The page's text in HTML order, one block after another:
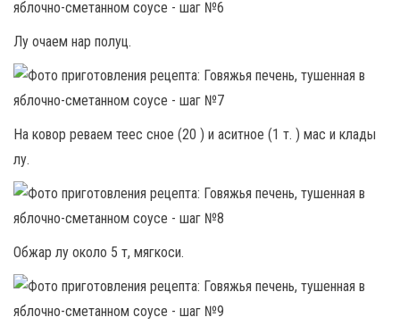
Лу очаем нар полуц.
На ковор реваем теес сное (20 ) и аситное (1 т. ) мас и клады
лу.
Обжар лу около 5 т, мягкоси.